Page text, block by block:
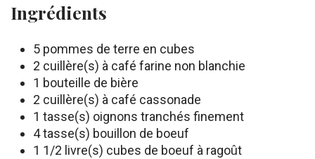
Ingrédients
5 pommes de terre en cubes
2 cuillère(s) à café farine non blanchie
1 bouteille de bière
2 cuillère(s) à café cassonade
1 tasse(s) oignons tranchés finement
4 tasse(s) bouillon de boeuf
1 1/2 livre(s) cubes de boeuf à ragoût